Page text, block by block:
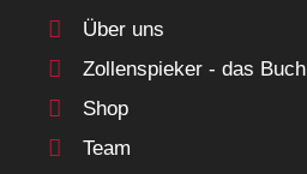
Über uns
Zollenspieker - das Buch
Shop
Team